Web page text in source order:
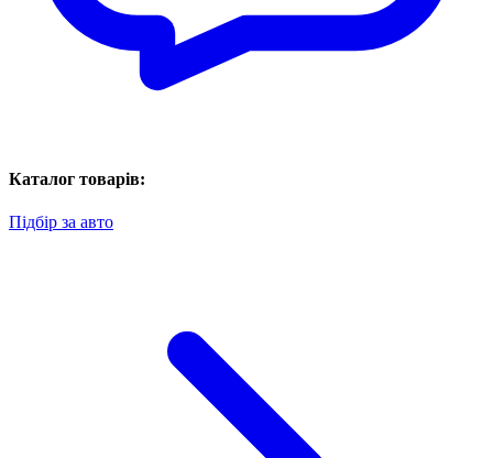
Каталог товарів:
Підбір за авто